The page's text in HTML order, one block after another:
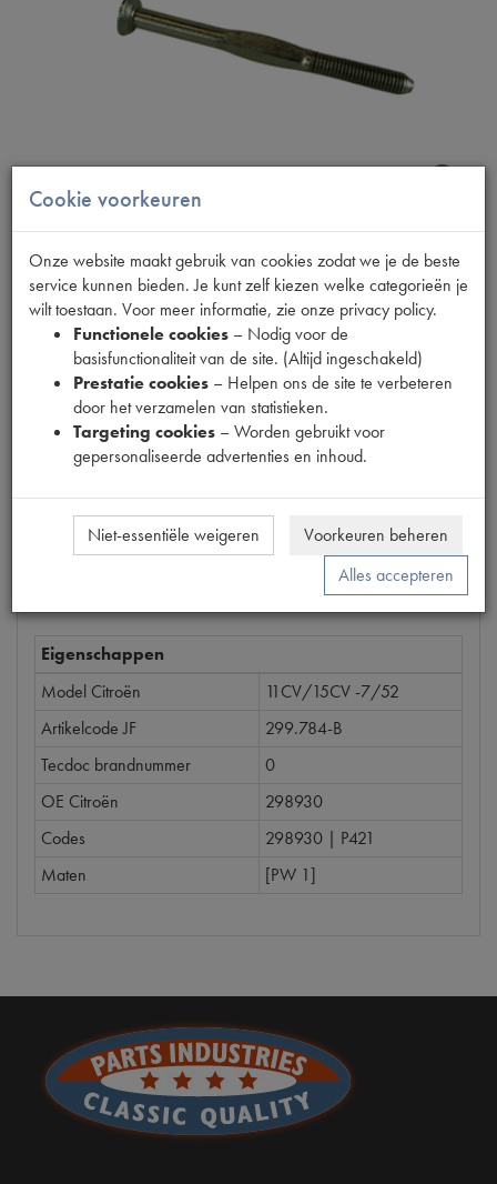
Productnummer
6540037
Prijs
12,39 (€ 10,24 excl. btw)
Dit product kan op dit moment niet besteld worden
Mail ons
Eigenschappen
Model Citroën
11CV/15CV -7/52
Artikelcode JF
299.784-B
Tecdoc brandnummer
0
OE Citroën
298930
Codes
298930 | P421
Maten
[PW 1]
Cookie voorkeuren
Onze website maakt gebruik van cookies zodat we je de beste
service kunnen bieden. Je kunt zelf kiezen welke categorieën je
wilt toestaan. Voor meer informatie, zie onze privacy policy.
Functionele cookies – Nodig voor de
basisfunctionaliteit van de site. (Altijd ingeschakeld)
Prestatie cookies – Helpen ons de site te verbeteren
door het verzamelen van statistieken.
Targeting cookies – Worden gebruikt voor
gepersonaliseerde advertenties en inhoud.
Niet-essentiële weigeren
Voorkeuren beheren
Alles accepteren